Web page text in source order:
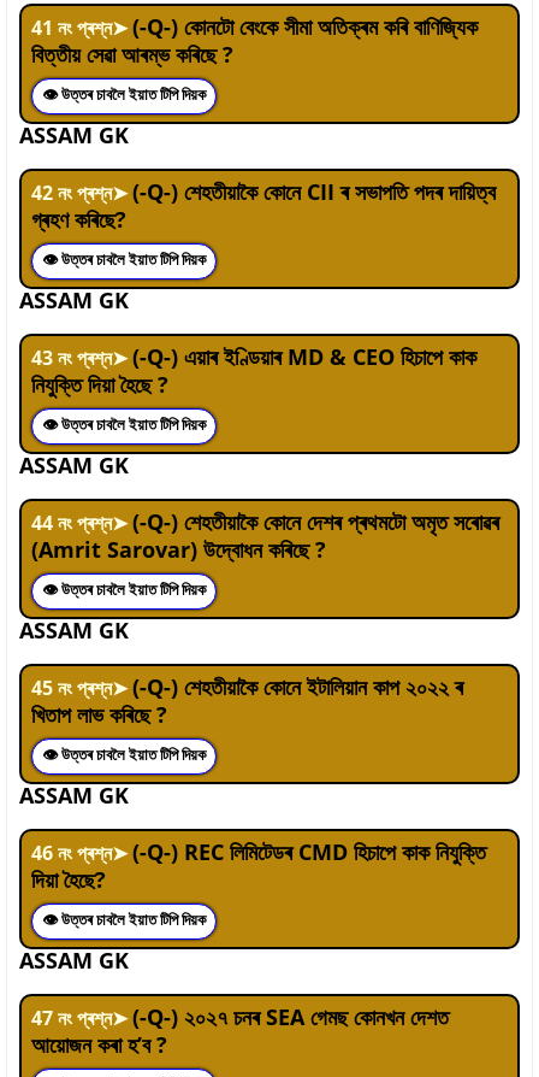
41 নং প্ৰশ্ন➤(-Q-) কোনটো বেংকে সীমা অতিক্ৰম কৰি বাণিজ্যিক
বিত্তীয় সেৱা আৰম্ভ কৰিছে ?
👁 উত্তৰ চাবলৈ ইয়াত টিপি দিয়ক
ASSAM GK
42নং প্ৰশ্ন➤(-Q-) শেহতীয়াকৈ কোনে CII ৰ সভাপতি পদৰ দায়িত্ব
গ্ৰহণ কৰিছে?
👁 উত্তৰ চাবলৈ ইয়াত টিপি দিয়ক
ASSAM GK
43নং প্ৰশ্ন➤(-Q-) এয়াৰ ইণ্ডিয়াৰ MD & CEO হিচাপে কাক
নিযুক্তি দিয়া হৈছে ?
👁 উত্তৰ চাবলৈ ইয়াত টিপি দিয়ক
ASSAM GK
44নং প্ৰশ্ন➤(-Q-) শেহতীয়াকৈ কোনে দেশৰ প্ৰথমটো অমৃত সৰোৱৰ
(Amrit Sarovar) উদ্বোধন কৰিছে ?
👁 উত্তৰ চাবলৈ ইয়াত টিপি দিয়ক
ASSAM GK
45নং প্ৰশ্ন➤(-Q-) শেহতীয়াকৈ কোনে ইটালিয়ান কাপ ২০২২ ৰ
খিতাপ লাভ কৰিছে ?
👁 উত্তৰ চাবলৈ ইয়াত টিপি দিয়ক
ASSAM GK
46নং প্ৰশ্ন➤(-Q-) REC লিমিটেডৰ CMD হিচাপে কাক নিযুক্তি
দিয়া হৈছে?
👁 উত্তৰ চাবলৈ ইয়াত টিপি দিয়ক
ASSAM GK
47নং প্ৰশ্ন➤(-Q-) ২০২৭ চনৰ SEA গেমছ কোনখন দেশত
আয়োজন কৰা হ’ব ?